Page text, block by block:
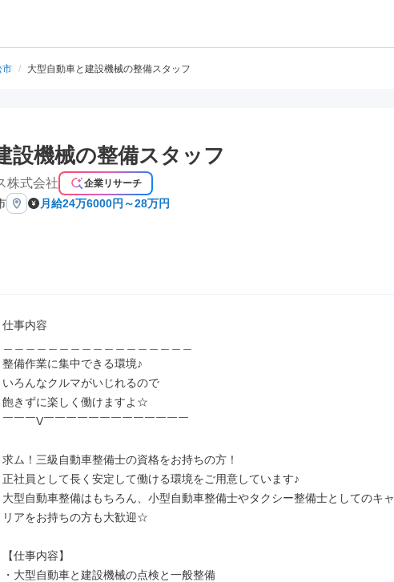
市 / 大型自動車と建設機械の整備スタッフ
設機械の整備スタッフ
株式会社 企業リサーチ
月給24万6000円～28万円
仕事内容
整備作業に集中できる環境♪
いろんなクルマがいじれるので
飽きずに楽しく働けますよ☆
￣￣￣V￣￣￣￣￣￣￣￣￣￣￣￣￣
求ム！三級自動車整備士の資格をお持ちの方！
正社員として長く安定して働ける環境をご用意しています♪
大型自動車整備はもちろん、小型自動車整備士やタクシー整備士としてのキャ
リアをお持ちの方も大歓迎☆
【仕事内容】
・大型自動車と建設機械の点検と一般整備